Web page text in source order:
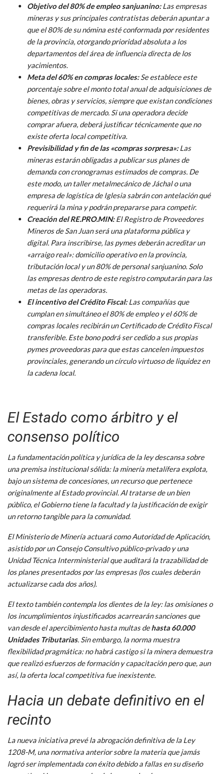
Objetivo del 80% de empleo sanjuanino:Las empresas
mineras y sus principales contratistas deberán apuntar a
que el 80% de su nómina esté conformada por residentes
de la provincia, otorgando prioridad absoluta a los
departamentos del área de influencia directa de los
yacimientos.
Meta del 60% en compras locales:Se establece este
porcentaje sobre el monto total anual de adquisiciones de
bienes, obras y servicios, siempre que existan condiciones
competitivas de mercado. Si una operadora decide
comprar afuera, deberá justificar técnicamente que no
existe oferta local competitiva.
Previsibilidad y fin de las «compras sorpresa»:Las
mineras estarán obligadas a publicar sus planes de
demanda con cronogramas estimados de compras. De
este modo, un taller metalmecánico de Jáchal o una
empresa de logística de Iglesia sabrán con antelación qué
requerirá la mina y podrán prepararse para competir.
Creación del RE.PRO.MIN:El Registro de Proveedores
Mineros de San Juan será una plataforma pública y
digital. Para inscribirse, las pymes deberán acreditar un
«arraigo real»: domicilio operativo en la provincia,
tributación local y un 80% de personal sanjuanino. Solo
las empresas dentro de este registro computarán para las
metas de las operadoras.
El incentivo del Crédito Fiscal:Las compañías que
cumplan en simultáneo el 80% de empleo y el 60% de
compras locales recibirán un Certificado de Crédito Fiscal
transferible. Este bono podrá ser cedido a sus propias
pymes proveedoras para que estas cancelen impuestos
provinciales, generando un círculo virtuoso de liquidez en
la cadena local.
El Estado como árbitro y el
consenso político
La fundamentación política y jurídica de la ley descansa sobre
una premisa institucional sólida: la minería metalífera explota,
bajo un sistema de concesiones, un recurso que pertenece
originalmente al Estado provincial. Al tratarse de un bien
público, el Gobierno tiene la facultad y la justificación de exigir
un retorno tangible para la comunidad.
El Ministerio de Minería actuará como Autoridad de Aplicación,
asistido por un Consejo Consultivo público-privado y una
Unidad Técnica Interministerial que auditará la trazabilidad de
los planes presentados por las empresas (los cuales deberán
actualizarse cada dos años).
El texto también contempla los dientes de la ley: las omisiones o
los incumplimientos injustificados acarrearán sanciones que
van desde el apercibimiento hasta multas dehasta 60.000
Unidades Tributarias. Sin embargo, la norma muestra
flexibilidad pragmática: no habrá castigo si la minera demuestra
que realizó esfuerzos de formación y capacitación pero que, aun
así, la oferta local competitiva fue inexistente.
Hacia un debate definitivo en el
recinto
La nueva iniciativa prevé la abrogación definitiva de la Ley
1208-M, una normativa anterior sobre la materia que jamás
logró ser implementada con éxito debido a fallas en su diseño